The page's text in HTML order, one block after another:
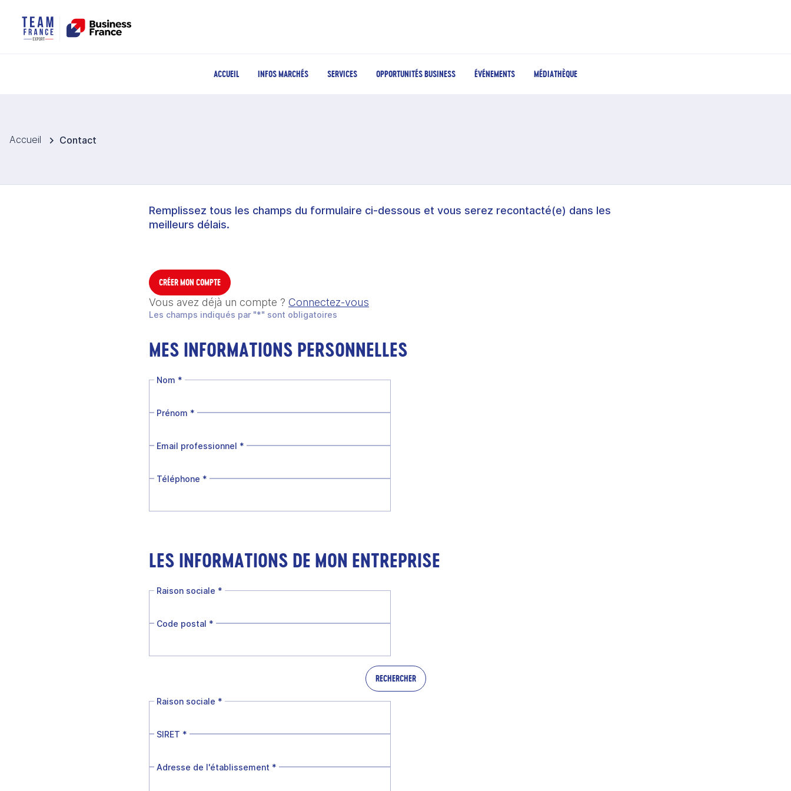
ACCUEIL INFOS MARCHÉS SERVICES OPPORTUNITÉS BUSINESS ÉVÉNEMENTS MÉDIATHÈQUE
Accueil Contact
Remplissez tous les champs du formulaire ci-dessous et vous serez recontacté(e) dans les
meilleurs délais.
CRÉER MON COMPTE
Vous avez déjà un compte ? Connectez-vous
Les champs indiqués par "*" sont obligatoires
MES INFORMATIONS PERSONNELLES
Nom *
Prénom *
Email professionnel *
Téléphone *
LES INFORMATIONS DE MON ENTREPRISE
Raison sociale *
Code postal *
RECHERCHER
Raison sociale *
SIRET *
Adresse de l'établissement *